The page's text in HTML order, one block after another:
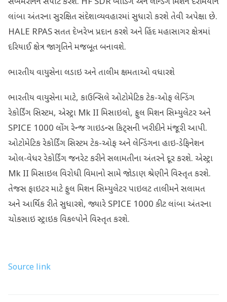
લાંબા અંતરના સુરક્ષિત સંદેશાવ્યવહારમાં સુધારો કરશે તેવી અપેક્ષા છે.
HALE RPAS સતત દેખરેખ પ્રદાન કરશે અને હિંદ મહાસાગર ક્ષેત્રમાં
દરિયાઈ ક્ષેત્ર જાગૃતિને મજબૂત બનાવશે.
ભારતીય વાયુસેના લડાઇ અને તાલીમ ક્ષમતાઓ વધારશે
ભારતીય વાયુસેના માટે, કાઉન્સિલે ઓટોમેટિક ટેક-ઓફ લેન્ડિંગ
રેકોર્ડિંગ સિસ્ટમ, એસ્ટ્રા Mk II મિસાઇલો, ફુલ મિશન સિમ્યુલેટર અને
SPICE 1000 લોંગ રેન્જ ગાઇડન્સ કિટ્સની ખરીદીને મંજૂરી આપી.
ઓટોમેટિક રેકોર્ડિંગ સિસ્ટમ ટેક-ઓફ અને લેન્ડિંગના હાઇ-ડેફિનેશન
ઓલ-વેધર રેકોર્ડિંગ જનરેટ કરીને સલામતીના અંતરને દૂર કરશે. એસ્ટ્રા
Mk II મિસાઇલ વિરોધી વિમાનો સામે જોડાણ શ્રેણીને વિસ્તૃત કરશે.
તેજસ ફાઇટર માટે ફુલ મિશન સિમ્યુલેટર પાઇલટ તાલીમને સલામત
અને આર્થિક રીતે સુધારશે, જ્યારે SPICE 1000 કીટ લાંબા અંતરના
ચોકસાઇ સ્ટ્રાઇક વિકલ્પોને વિસ્તૃત કરશે.
Source link